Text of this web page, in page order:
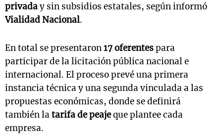
privaday sin subsidios estatales, según informó
Vialidad Nacional.
En total se presentaron17 oferentespara
participar de la licitación pública nacional e
internacional. El proceso prevé una primera
instancia técnica y una segunda vinculada a las
propuestas económicas, donde se definirá
también latarifa de peajeque plantee cada
empresa.